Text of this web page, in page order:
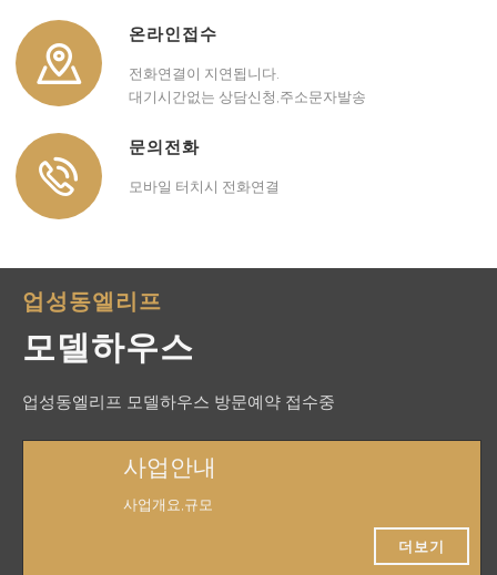
온라인접수
전화연결이 지연됩니다.
대기시간없는 상담신청,주소문자발송
문의전화
모바일 터치시 전화연결
업성동엘리프
모델하우스
업성동엘리프 모델하우스 방문예약 접수중
사업안내
사업개요,규모
더보기